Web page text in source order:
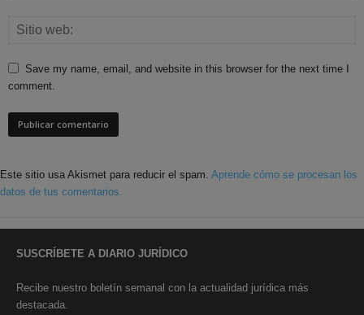
Save my name, email, and website in this browser for the next time I
comment.
Este sitio usa Akismet para reducir el spam. Aprende cómo se procesan los
datos de tus comentarios.
SUSCRÍBETE A DIARIO JURÍDICO
Recibe nuestro boletín semanal con la actualidad jurídica más
destacada.